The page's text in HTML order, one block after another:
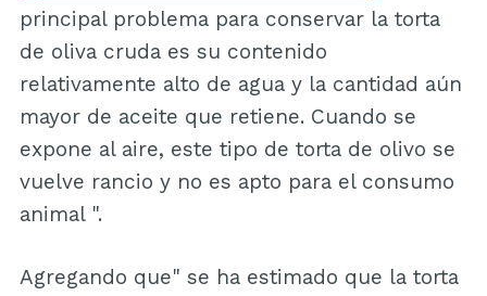
principal problema para conservar la torta
de oliva cruda es su contenido
relativamente alto de agua y la cantidad aún
mayor de aceite que retiene. Cuando se
expone al aire, este tipo de torta de olivo se
vuelve rancio y no es apto para el consumo
animal ".
Agregando que" se ha estimado que la torta